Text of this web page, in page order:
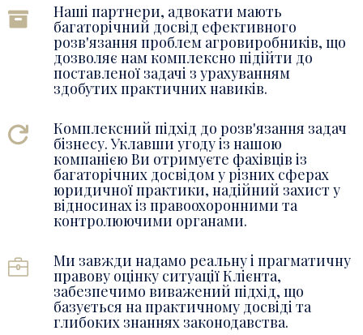
Наші партнери, адвокати мають
багаторічний досвід ефективного
розв'язання проблем агровиробників, що
дозволяє нам комплексно підійти до
поставленої задачі з урахуванням
здобутих практичних навиків.
Комплексний підхід до розв'язання задач
бізнесу. Уклавши угоду із нашою
компанією Ви отримуєте фахівців із
багаторічних досвідом у різних сферах
юридичної практики, надійний захист у
відносинах із правоохоронними та
контролюючими органами.
Ми завжди надамо реальну і прагматичну
правову оцінку ситуації Клієнта,
забезпечимо виважений підхід, що
базується на практичному досвіді та
глибоких знаннях законодавства.